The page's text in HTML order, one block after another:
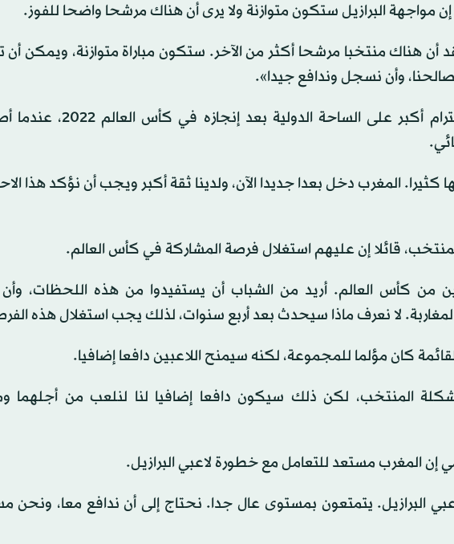
البرازيل ستكون متوازنة ولا يرى أن هناك مرشحا واضحا للفوز.
أن هناك منتخبا مرشحا أكثر من الآخر. ستكون مباراة متوازنة، ويمكن
وأن نسجل وندافع جيدا».
وأكد حكيمي أن المغرب بات يحظى باحترام أكبر على الساحة
كثيرا. المغرب دخل بعدا جديدا الآن، ولدينا ثقة أكبر ويجب أن نؤكد هذا
قائلا إن عليهم استغلال فرصة المشاركة في كأس العالم.
كأس العالم. أريد من الشباب أن يستفيدوا من هذه اللحظات، وأن
لا نعرف ماذا سيحدث بعد أربع سنوات، لذلك يجب استغلال هذه
كان مؤلما للمجموعة، لكنه سيمنح اللاعبين دافعا إضافيا.
المنتخب، لكن ذلك سيكون دافعا إضافيا لنا لنلعب من أجلهما
المغرب مستعد للتعامل مع خطورة لاعبي البرازيل.
البرازيل. يتمتعون بمستوى عال جدا. نحتاج إلى أن ندافع معا، ونحن